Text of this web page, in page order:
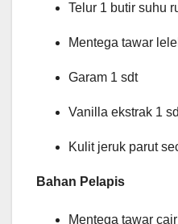
Telur 1 butir suhu
Mentega tawar
Garam 1 sdt
Vanilla ekstrak 1
Kulit jeruk parut
Bahan Pelapis
Mentega tawar